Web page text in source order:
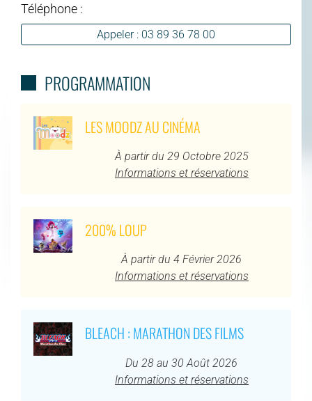
Téléphone :
Appeler : 03 89 36 78 00
PROGRAMMATION
LES MOODZ AU CINÉMA
À partir du 29 Octobre 2025
Informations et réservations
200% LOUP
À partir du 4 Février 2026
Informations et réservations
BLEACH : MARATHON DES FILMS
Du 28 au 30 Août 2026
Informations et réservations